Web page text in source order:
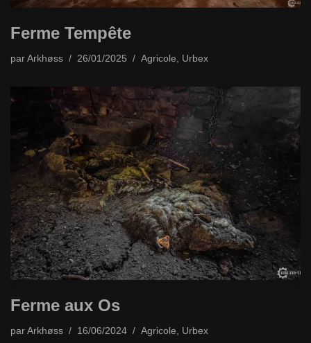
Ferme Tempête
par Arkhøss 26/01/2025 Agricole, Urbex
Ferme aux Os
par Arkhøss 16/06/2024 Agricole Urbex